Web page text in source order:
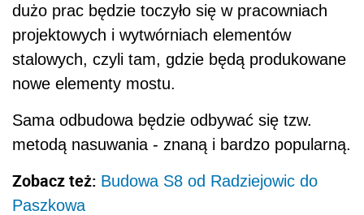
dużo prac będzie toczyło się w pracowniach
projektowych i wytwórniach elementów
stalowych, czyli tam, gdzie będą produkowane
nowe elementy mostu.
Sama odbudowa będzie odbywać się tzw.
metodą nasuwania - znaną i bardzo popularną.
Zobacz też: Budowa S8 od Radziejowic do
Paszkowa